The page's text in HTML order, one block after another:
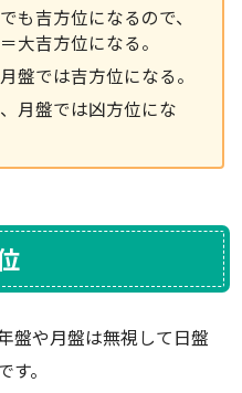
も吉方位になるので、
大吉方位になる。
盤では吉方位になる。
月盤では凶方位にな
盤や月盤は無視して日盤
。